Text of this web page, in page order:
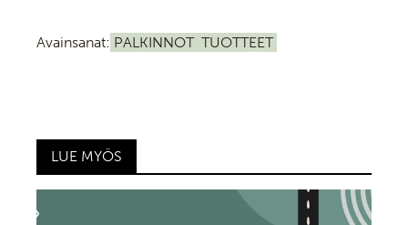
Avainsanat: PALKINNOT TUOTTEET
LUE MYÖS